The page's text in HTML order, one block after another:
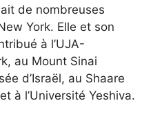
de nombreuses
York. Elle et son
à l’UJA-
au Mount Sinai
d’Israël, au Shaare
à l’Université Yeshiva.